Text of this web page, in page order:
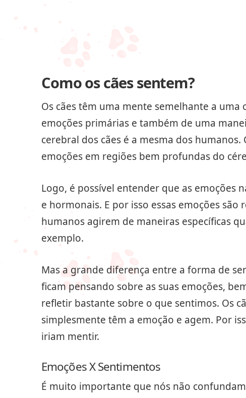
Como os cães sentem?
Os cães têm uma mente semelhante a uma
emoções primárias e também de uma
cerebral dos cães é a mesma dos humanos.
emoções em regiões bem profundas do
Logo, é possível entender que as emoções
e hormonais. E por isso essas emoções
humanos agirem de maneiras específicas
exemplo.
Mas a grande diferença entre a forma de
ficam pensando sobre as suas emoções,
refletir bastante sobre o que sentimos. Os
simplesmente têm a emoção e agem. Por
iriam mentir.
Emoções X Sentimentos
É muito importante que nós não